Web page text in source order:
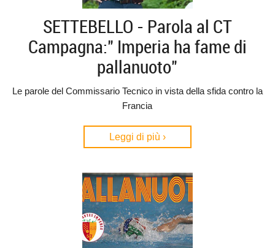
SETTEBELLO - Parola al CT
Campagna:" Imperia ha fame di
pallanuoto"
Le parole del Commissario Tecnico in vista della sfida contro la
Francia
Leggi di più ›